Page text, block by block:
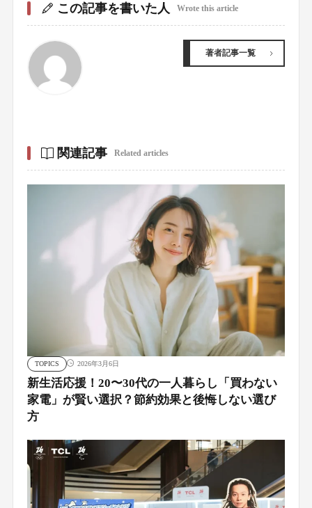
この記事を書いた人 Wrote this article
著者記事一覧
関連記事 Related articles
TOPICS 2026年3月6日
新生活応援！20〜30代の一人暮らし「買わない
家電」が賢い選択？節約効果と後悔しない選び
方